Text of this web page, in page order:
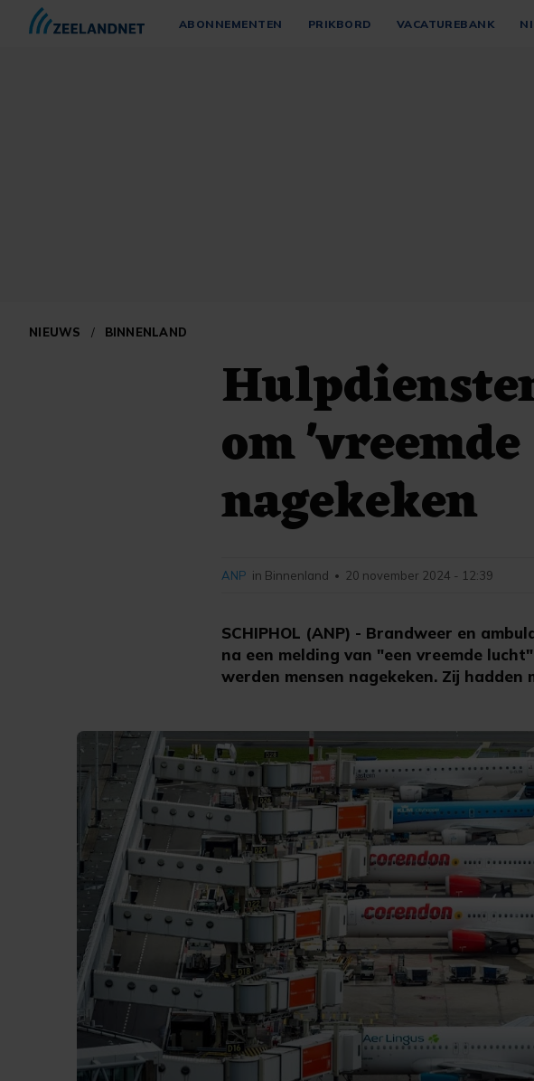
ABONNEMENTEN PRIKBORD VACATUREBANK
NIEUWS / BINNENLAND
om
nagekeken
SCHIPHOL (ANP) - Brandweer en
na een melding van "een vreemde
werden mensen nagekeken. Zij
ANP in Binnenland • 20 november 2024 - 12:39